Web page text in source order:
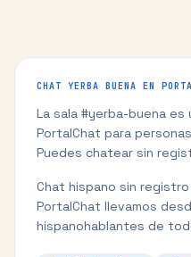
CHAT YERBA BUENA EN
La sala #yerba-buena es
PortalChat para
Puedes chatear sin
Chat hispano sin
PortalChat llevamos
hispanohablantes de